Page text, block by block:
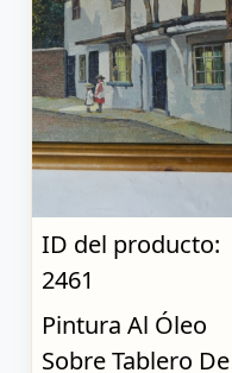
ID del producto:
2461
Pintura Al Óleo
Sobre Tablero De